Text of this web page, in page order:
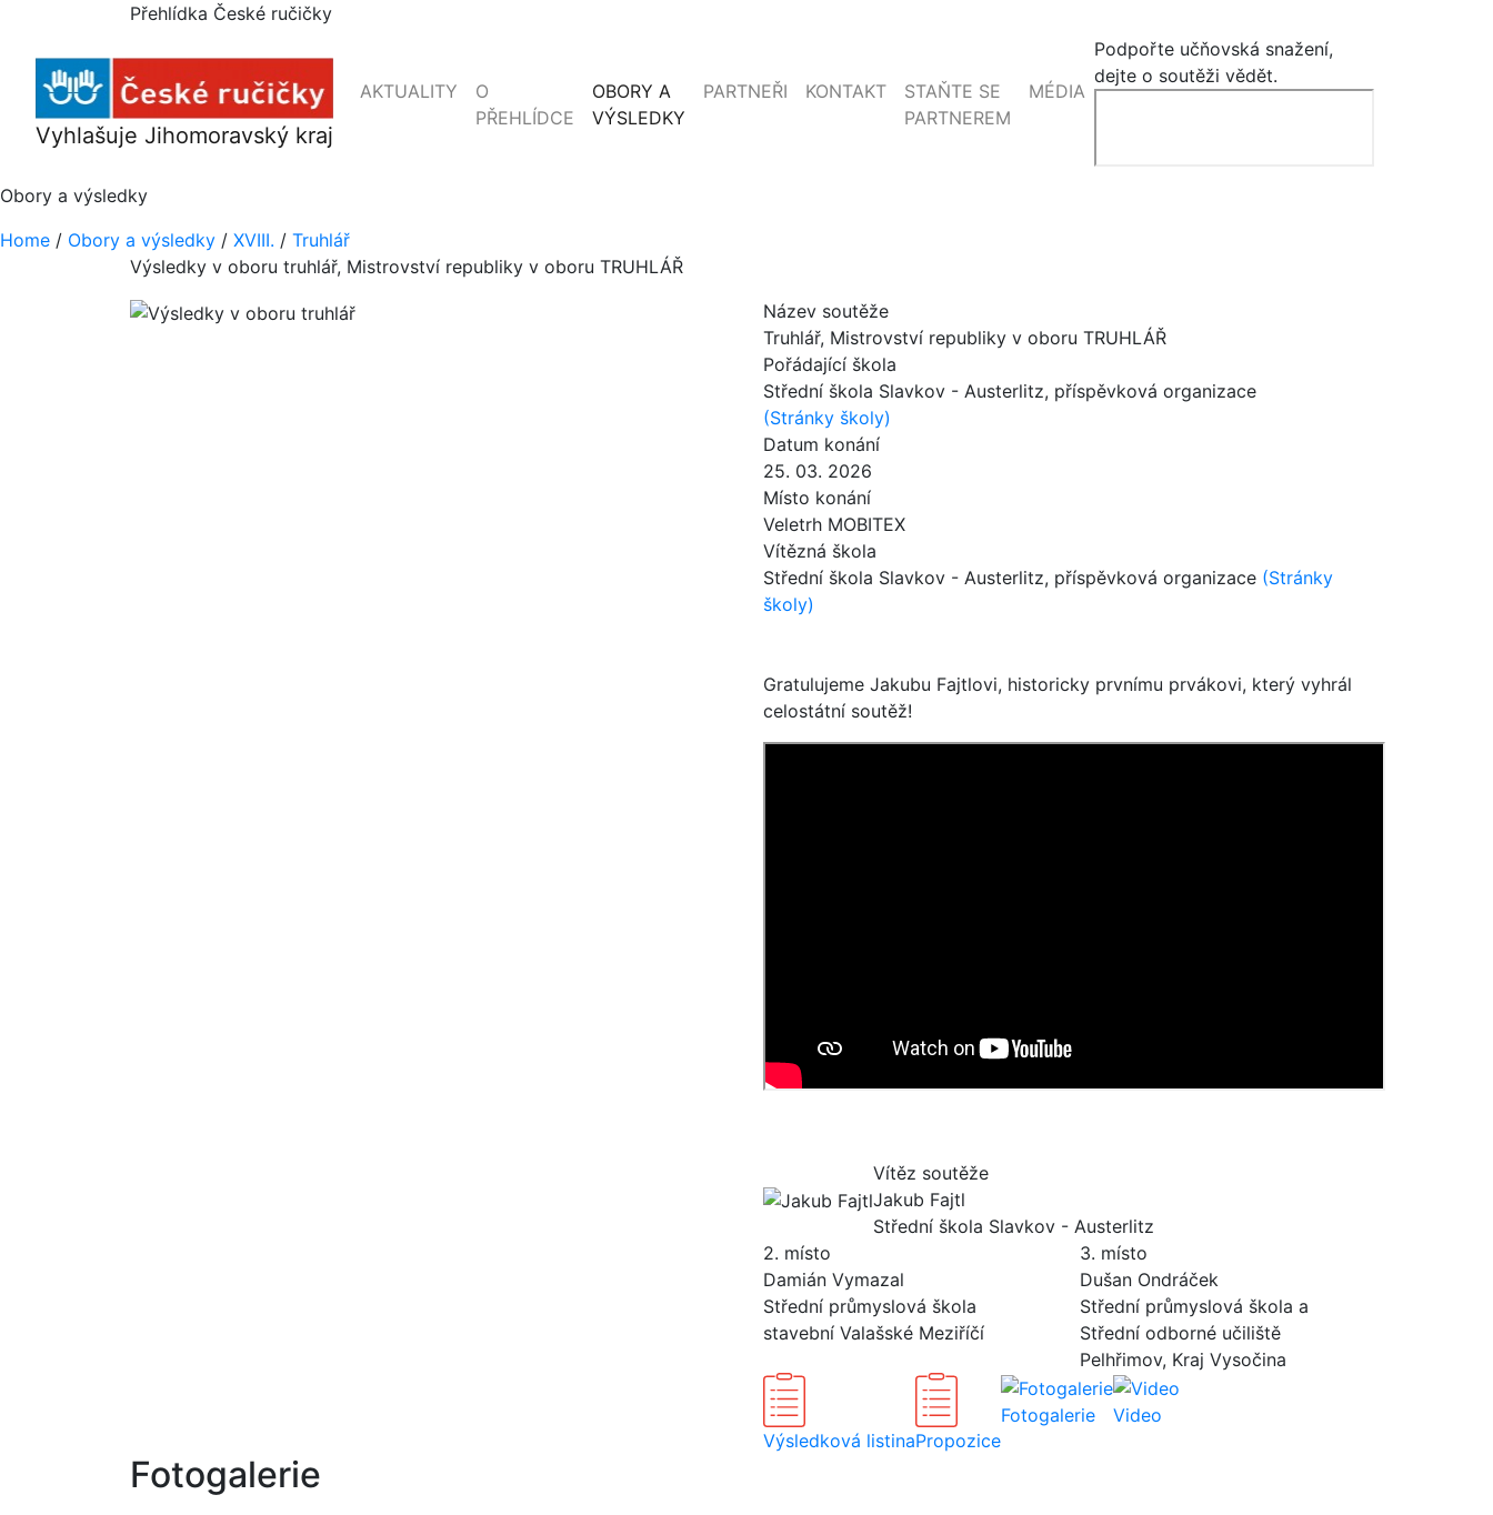
Přehlídka České ručičky
Vyhlašuje Jihomoravský kraj
AKTUALITY
O
PŘEHLÍDCE
OBORY A
VÝSLEDKY
PARTNEŘI KONTAKT
STAŇTE SE
PARTNEREM
MÉDIA
Podpořte učňovská snažení,
dejte o soutěži vědět.
Obory a výsledky
Home / Obory a výsledky / XVIII. / Truhlář
Výsledky v oboru truhlář, Mistrovství republiky v oboru TRUHLÁŘ
Název soutěže
Truhlář, Mistrovství republiky v oboru TRUHLÁŘ
Pořádající škola
Střední škola Slavkov - Austerlitz, příspěvková organizace
(Stránky školy)
Datum konání
25. 03. 2026
Místo konání
Veletrh MOBITEX
Vítězná škola
Střední škola Slavkov - Austerlitz, příspěvková organizace (Stránky
školy)
Gratulujeme Jakubu Fajtlovi, historicky prvnímu prvákovi, který vyhrál
celostátní soutěž!
Vítěz soutěže
Jakub Fajtl
Střední škola Slavkov - Austerlitz
2. místo
Damián Vymazal
Střední průmyslová škola
stavební Valašské Meziříčí
3. místo
Dušan Ondráček
Střední průmyslová škola a
Střední odborné učiliště
Pelhřimov, Kraj Vysočina
Výsledková listinaPropozice
Fotogalerie Video
Fotogalerie